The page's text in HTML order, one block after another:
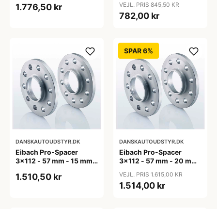
1.776,50 kr VEJL. PRIS 845,50 KR
782,00 kr
DANSKAUTOUDSTYR.DK
Eibach Pro-Spacer
3x112 - 57 mm - 15 mm
1.510,50 kr
SPAR 6%
DANSKAUTOUDSTYR.DK
Eibach Pro-Spacer
3x112 - 57 mm - 20 mm
VEJL. PRIS 1.615,00 KR
1.514,00 kr